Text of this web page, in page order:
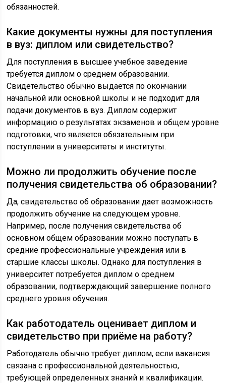
обязанностей.
Какие документы нужны для поступления
в вуз: диплом или свидетельство?
Для поступления в высшее учебное заведение
требуется диплом о среднем образовании.
Свидетельство обычно выдается по окончании
начальной или основной школы и не подходит для
подачи документов в вуз. Диплом содержит
информацию о результатах экзаменов и общем уровне
подготовки, что является обязательным при
поступлении в университеты и институты.
Можно ли продолжить обучение после
получения свидетельства об образовании?
Да, свидетельство об образовании дает возможность
продолжить обучение на следующем уровне.
Например, после получения свидетельства об
основном общем образовании можно поступать в
средние профессиональные учреждения или в
старшие классы школы. Однако для поступления в
университет потребуется диплом о среднем
образовании, подтверждающий завершение полного
среднего уровня обучения.
Как работодатель оценивает диплом и
свидетельство при приёме на работу?
Работодатель обычно требует диплом, если вакансия
связана с профессиональной деятельностью,
требующей определенных знаний и квалификации.